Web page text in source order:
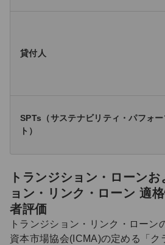
貸付人
SPTs（サステナビリティ・パフォ
ト）
トランジション・ローン
ョン・リンク・ローン 適
者評価
トランジション・リンク・ローン
資本市場協会(ICMA)の定める「ク